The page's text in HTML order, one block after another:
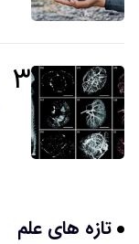
۳
تازه های علم